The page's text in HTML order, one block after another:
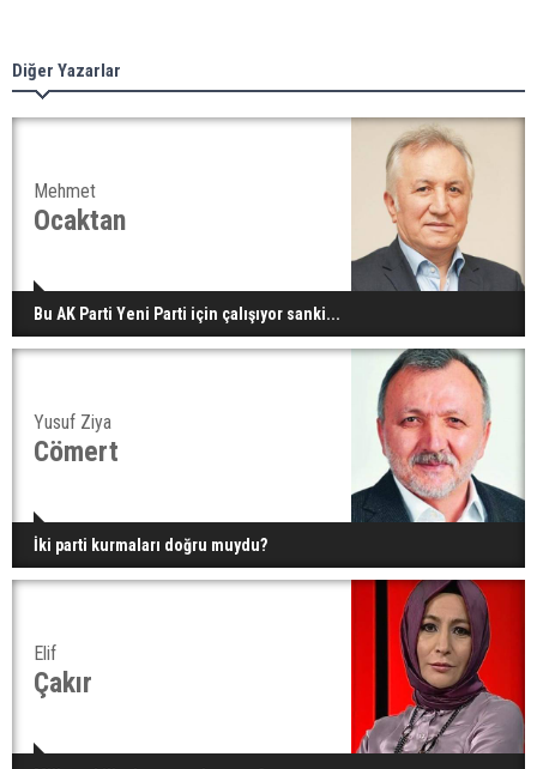
Diğer Yazarlar
Mehmet
Ocaktan
Bu AK Parti Yeni Parti için çalışıyor sanki...
Yusuf Ziya
Cömert
İki parti kurmaları doğru muydu?
Elif
Çakır